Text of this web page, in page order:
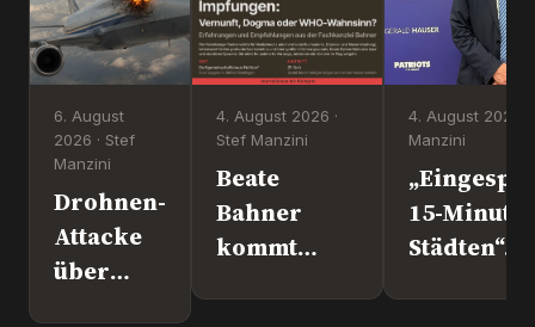
6. August
2026 · Stef
Manzini
Drohnen-
Attacke
über
4. August 2026 ·
Stef Manzini
Beate
Bahner
kommt
4. August 2026 ·
Manzini
15-
Städten“.